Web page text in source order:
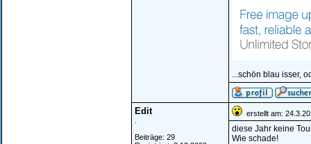
...schön blau isser,
Edit
Beiträge: 29
erstellt am:
diese Jahr keine
Wie schade!